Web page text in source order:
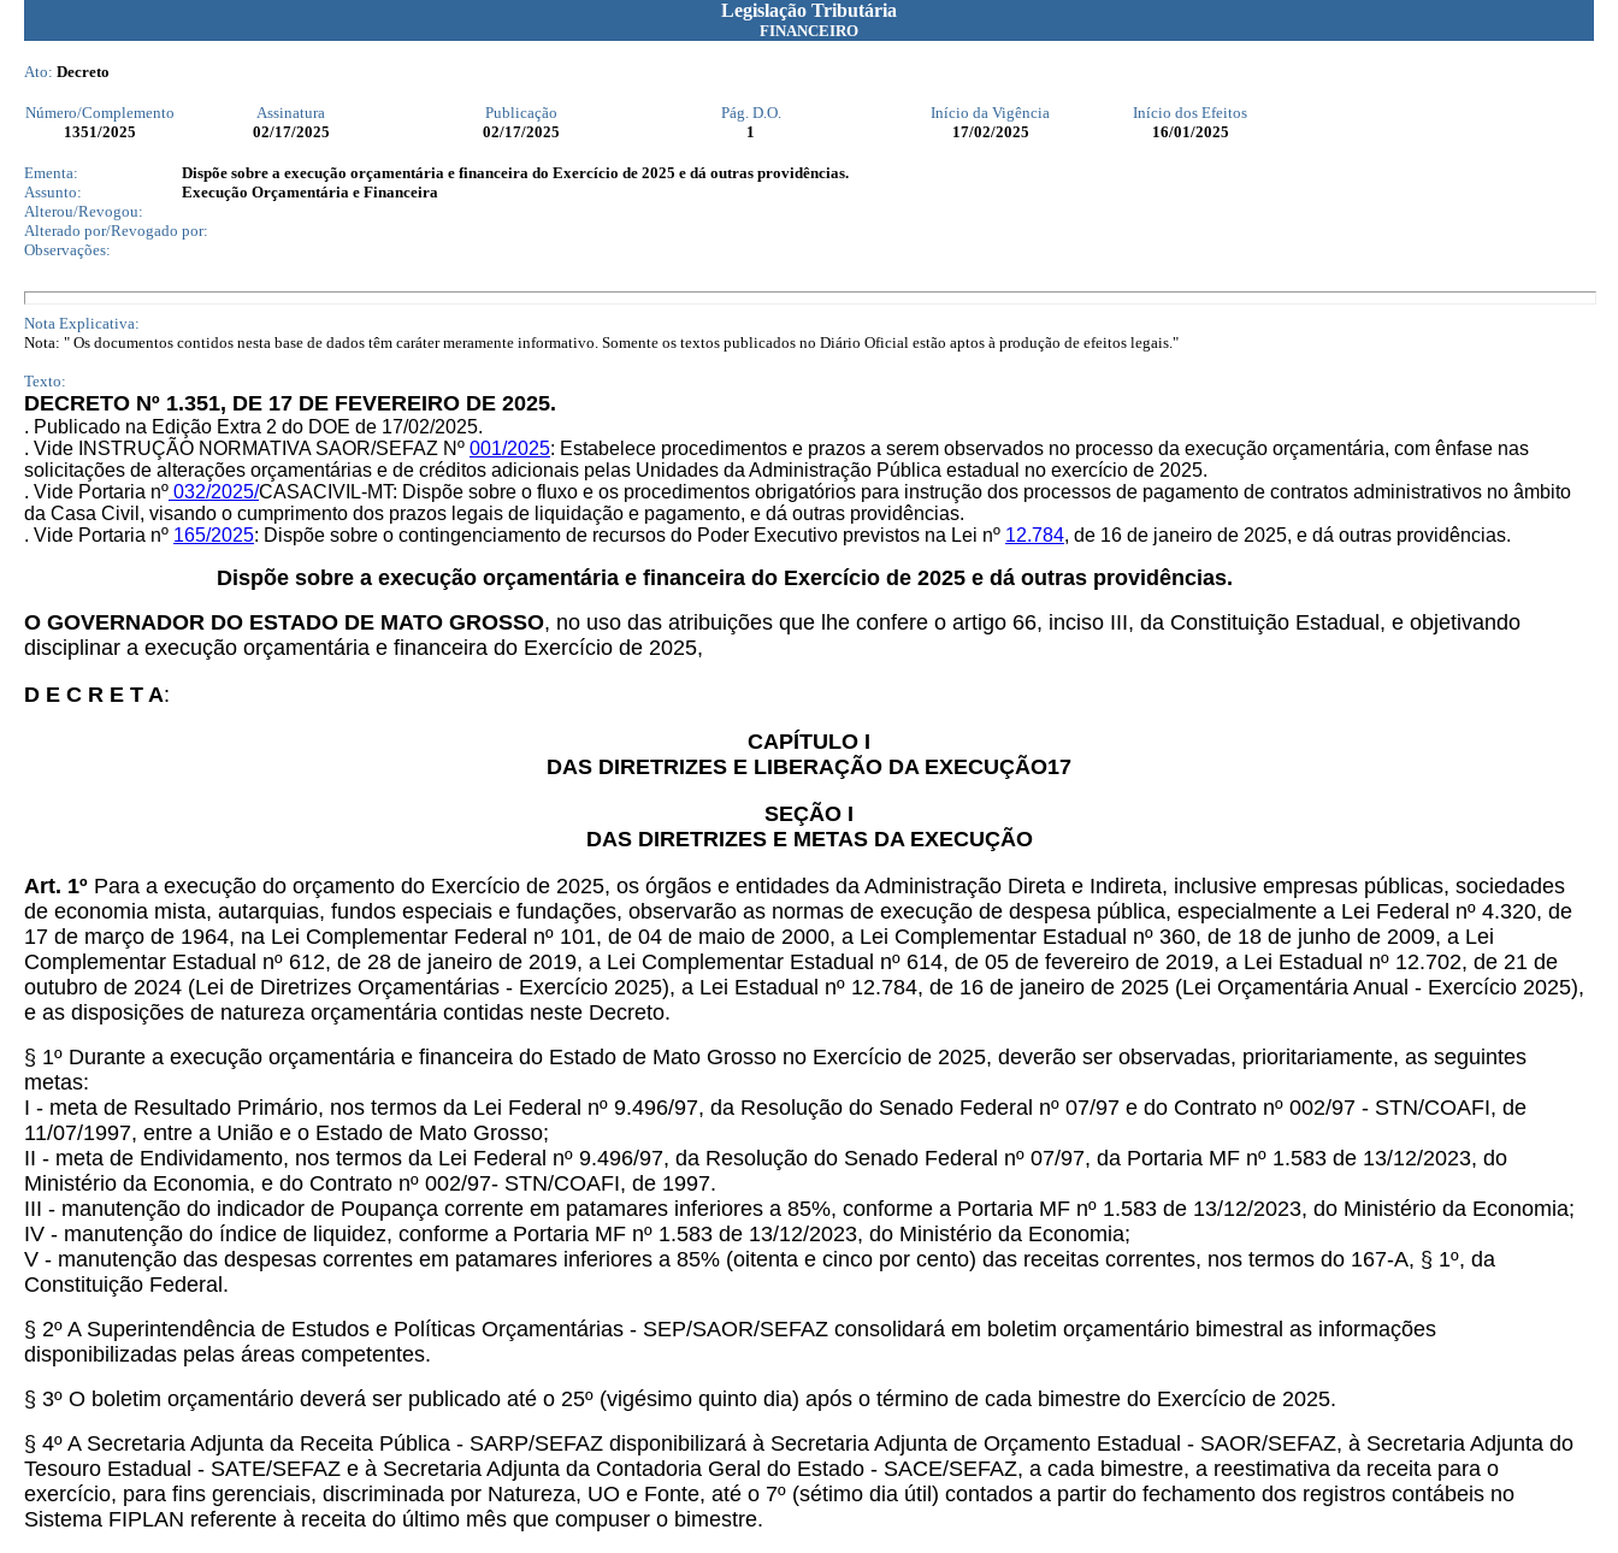
Legislação Tributária
FINANCEIRO
Ato: Decreto
Número/Complemento Assinatura Publicação Pág. D.O. Início da Vigência
Início dos Efeitos
1351/2025 02/17/2025 02/17/2025 1 17/02/2025 16/01/2025
Ementa:
Dispõe sobre a execução orçamentária e financeira do Exercício de 2025 e dá outras providências.
Assunto:
Execução Orçamentária e Financeira
Alterou/Revogou:
Alterado por/Revogado por:
Observações:
Nota Explicativa:
Nota: " Os documentos contidos nesta base de dados têm caráter meramente informativo. Somente os textos publicados no Diário Oficial estão aptos à produção de efeitos legais."
Texto:
DECRETO Nº 1.351, DE 17 DE FEVEREIRO DE 2025.
. Publicado na Edição Extra 2 do DOE de 17/02/2025.
. Vide INSTRUÇÃO NORMATIVA SAOR/SEFAZ Nº 001/2025: Estabelece procedimentos e prazos a serem observados no processo da execução orçamentária, com ênfase nas
solicitações de alterações orçamentárias e de créditos adicionais pelas Unidades da Administração Pública estadual no exercício de 2025.
. Vide Portaria nº 032/2025/CASACIVIL-MT: Dispõe sobre o fluxo e os procedimentos obrigatórios para instrução dos processos de pagamento de contratos administrativos no âmbito
da Casa Civil, visando o cumprimento dos prazos legais de liquidação e pagamento, e dá outras providências.
. Vide Portaria nº 165/2025: Dispõe sobre o contingenciamento de recursos do Poder Executivo previstos na Lei nº 12.784, de 16 de janeiro de 2025, e dá outras providências.
Dispõe sobre a execução orçamentária e financeira do Exercício de 2025 e dá outras providências.
O GOVERNADOR DO ESTADO DE MATO GROSSO, no uso das atribuições que lhe confere o artigo 66, inciso III, da Constituição Estadual, e objetivando
disciplinar a execução orçamentária e financeira do Exercício de 2025,
D E C R E T A:
CAPÍTULO I
DAS DIRETRIZES E LIBERAÇÃO DA EXECUÇÃO17
SEÇÃO I
DAS DIRETRIZES E METAS DA EXECUÇÃO
Art. 1º Para a execução do orçamento do Exercício de 2025, os órgãos e entidades da Administração Direta e Indireta, inclusive empresas públicas, sociedades
de economia mista, autarquias, fundos especiais e fundações, observarão as normas de execução de despesa pública, especialmente a Lei Federal nº 4.320, de
17 de março de 1964, na Lei Complementar Federal nº 101, de 04 de maio de 2000, a Lei Complementar Estadual nº 360, de 18 de junho de 2009, a Lei
Complementar Estadual nº 612, de 28 de janeiro de 2019, a Lei Complementar Estadual nº 614, de 05 de fevereiro de 2019, a Lei Estadual nº 12.702, de 21 de
outubro de 2024 (Lei de Diretrizes Orçamentárias - Exercício 2025), a Lei Estadual nº 12.784, de 16 de janeiro de 2025 (Lei Orçamentária Anual - Exercício 2025),
e as disposições de natureza orçamentária contidas neste Decreto.
§ 1º Durante a execução orçamentária e financeira do Estado de Mato Grosso no Exercício de 2025, deverão ser observadas, prioritariamente, as seguintes
metas:
I - meta de Resultado Primário, nos termos da Lei Federal nº 9.496/97, da Resolução do Senado Federal nº 07/97 e do Contrato nº 002/97 - STN/COAFI, de
11/07/1997, entre a União e o Estado de Mato Grosso;
II - meta de Endividamento, nos termos da Lei Federal nº 9.496/97, da Resolução do Senado Federal nº 07/97, da Portaria MF nº 1.583 de 13/12/2023, do
Ministério da Economia, e do Contrato nº 002/97- STN/COAFI, de 1997.
III - manutenção do indicador de Poupança corrente em patamares inferiores a 85%, conforme a Portaria MF nº 1.583 de 13/12/2023, do Ministério da Economia;
IV - manutenção do índice de liquidez, conforme a Portaria MF nº 1.583 de 13/12/2023, do Ministério da Economia;
V - manutenção das despesas correntes em patamares inferiores a 85% (oitenta e cinco por cento) das receitas correntes, nos termos do 167-A, § 1º, da
Constituição Federal.
§ 2º A Superintendência de Estudos e Políticas Orçamentárias - SEP/SAOR/SEFAZ consolidará em boletim orçamentário bimestral as informações
disponibilizadas pelas áreas competentes.
§ 3º O boletim orçamentário deverá ser publicado até o 25º (vigésimo quinto dia) após o término de cada bimestre do Exercício de 2025.
§ 4º A Secretaria Adjunta da Receita Pública - SARP/SEFAZ disponibilizará à Secretaria Adjunta de Orçamento Estadual - SAOR/SEFAZ, à Secretaria Adjunta do
Tesouro Estadual - SATE/SEFAZ e à Secretaria Adjunta da Contadoria Geral do Estado - SACE/SEFAZ, a cada bimestre, a reestimativa da receita para o
exercício, para fins gerenciais, discriminada por Natureza, UO e Fonte, até o 7º (sétimo dia útil) contados a partir do fechamento dos registros contábeis no
Sistema FIPLAN referente à receita do último mês que compuser o bimestre.